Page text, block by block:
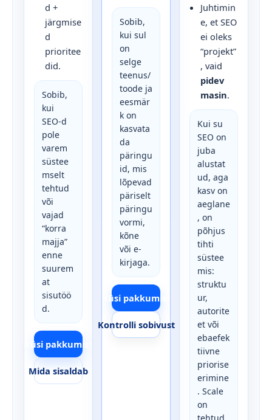
d +
järgmise
d
prioritee
did.
Sobib,
kui
SEO-d
pole
varem
süstee
mselt
tehtud
või
vajad
“korra
majja”
enne
suurem
at
sisutöö
d.
Küsi pakkumist
Mida sisaldab
Sobib,
kui sul
on
selge
teenus/
toode ja
eesmär
k on
kasvata
da
päringu
id, mis
lõpevad
päriselt
päringu
vormi,
kõne
või e-
kirjaga.
Küsi pakkumist
Kontrolli sobivust
Juhtimin
e, et SEO
ei oleks
“projekt”
, vaid
pidev
masin.
Kui su
SEO on
juba
alustat
ud, aga
kasv on
aeglane
, on
põhjus
tihti
süstee
mis:
struktu
ur,
autorite
et või
ebaefek
tiivne
priorise
erimine
. Scale
on